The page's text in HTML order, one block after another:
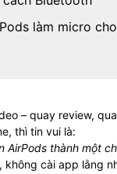
làm micro
– quay review,
thì tin vui là:
AirPods thành một
không cài app lằng